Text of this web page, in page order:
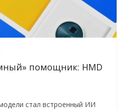
помощник: HMD
стал встроенный ИИ